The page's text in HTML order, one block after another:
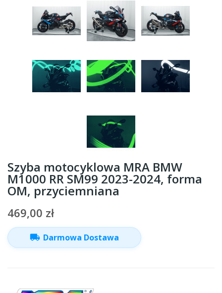
Szyba motocyklowa MRA BMW
M1000 RR SM99 2023-2024, forma
OM, przyciemniana
469,00 zł
local_shipping Darmowa Dostawa